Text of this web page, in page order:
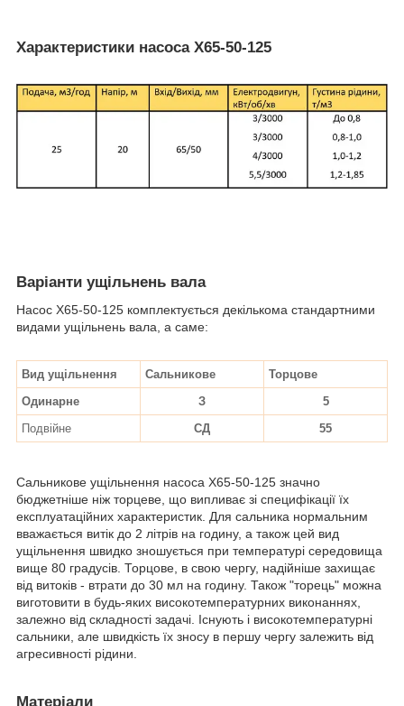
Характеристики насоса Х65-50-125
Варіанти ущільнень вала
Насос Х65-50-125 комплектується декількома стандартними
видами ущільнень вала, а саме:
Вид ущільнення Сальникове
Торцове
Одинарне
З
5
Подвійне
СД 55
Сальникове ущільнення насоса Х65-50-125 значно
бюджетніше ніж торцеве, що випливає зі специфікації їх
експлуатаційних характеристик. Для сальника нормальним
вважається витік до 2 літрів на годину, а також цей вид
ущільнення швидко зношується при температурі середовища
вище 80 градусів. Торцове, в свою чергу, надійніше захищає
від витоків - втрати до 30 мл на годину. Також "торець" можна
виготовити в будь-яких високотемпературних виконаннях,
залежно від складності задачі. Існують і високотемпературні
сальники, але швидкість їх зносу в першу чергу залежить від
агресивності рідини.
Матеріали